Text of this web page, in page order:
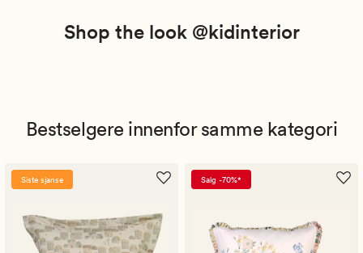
Shop the look @kidinterior
Bestselgere innenfor samme kategori
Siste sjanse Salg -70%*